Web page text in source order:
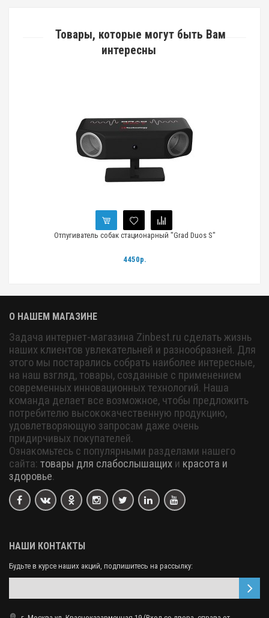
Товары, которые могут быть Вам
интересны
Отпугиватель собак стационарный "Grad Duos S"
4450р.
О НАШЕМ МАГАЗИНЕ
Задача интернет-магазина Zinbest.ru сделать жизнь
наших клиентов увлекательней и разнообразней. Для
этого мы постарались собрать наиболее интересные,
на наш взгляд, товары, созданные с применением
современных инновационных технологий. Наша
команда делает все возможное, чтобы предложить
потребителю высококачественную продукцию,
удовлетворяющую запросам даже очень
придирчивых покупателей.
Ознакомьтесь с популярными разделами нашего
сайта: товары для слабослышащих и красота и
здоровье.
НАШИ КОНТАКТЫ
Будьте в курсе наших акций, подпишитесь на рассылку: